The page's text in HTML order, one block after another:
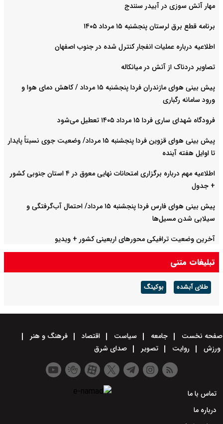
مهار آتش سوزی در آبیدر سنندج
برنامه قطع برق لرستان پنجشنبه ۱۵ مرداد ۱۴۰۵
اطلاعیه درباره عملیات انفجار کنترل شده در جنوب اصفهان
تصاویر دردناک از آتش در میانکاله
پیش بینی هوای مازندران فردا پنجشنبه ۱۵ مرداد / کاهش دمای هوا و
ورود سامانه رگباری
فرودگاه شهدای ساری فردا ۱۵ مرداد ۱۴۰۵ تعطیل می‌شود
پیش بینی هوای قزوین فردا پنجشنبه ۱۵ مرداد/ وضعیت جوی نسبتاً پایدار
تا اوایل هفته آینده
اطلاعیه مهم درباره برگزاری امتحانات نهایی معوق در ۴ استان جنوبی کشور
+ جدول
پیش بینی هوای فارس فردا پنجشنبه ۱۵ مرداد/ احتمال آب‌گرفتگی و
سیلابی شدن مسیل‌ها
آخرین وضعیت ترافیکی محورهای اربعینی کشور + ویدیو
تبلیغات متنی
طلای آبشده بوکینگ
صفحه نخست جامعه سیاست اقتصاد
فرهنگ و هنر
ورزش
روایت تصویر صدای شرق
تماس با ما
درباره ما